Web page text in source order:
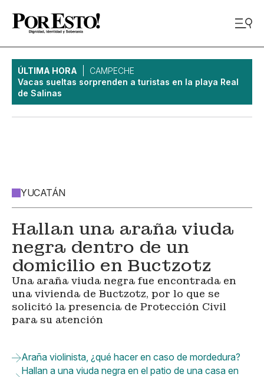
ÚLTIMA HORA
CAMPECHE
Vacas sueltas sorprenden a turistas en la playa Real
de Salinas
YUCATÁN
Hallan una araña viuda
negra dentro de un
domicilio en Buctzotz
Una araña viuda negra fue encontrada en
una vivienda de Buctzotz, por lo que se
solicitó la presencia de Protección Civil
para su atención
Araña violinista, ¿qué hacer en caso de mordedura?
Hallan a una viuda negra en el patio de una casa en